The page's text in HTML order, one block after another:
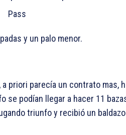
Pass
y un palo menor.
a priori parecía un contrato mas,
se podían llegar a hacer 11
triunfo y recibió un